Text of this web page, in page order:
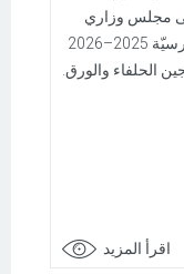
على مجلس وزاري
مضيق خصص للنّظر والاستعداد للعودة المدرسيّة 2025–2026
الحلفاء والورق.
اقرأ المزيد